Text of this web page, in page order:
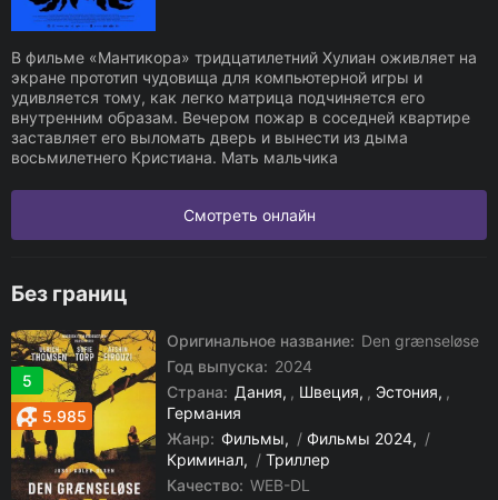
В фильме «Мантикора» тридцатилетний Хулиан оживляет на
экране прототип чудовища для компьютерной игры и
удивляется тому, как легко матрица подчиняется его
внутренним образам. Вечером пожар в соседней квартире
заставляет его выломать дверь и вынести из дыма
восьмилетнего Кристиана. Мать мальчика
Смотреть онлайн
Без границ
5
5.985
Оригинальное название: Den grænseløse
Год выпуска: 2024
Страна: Дания , Швеция , Эстония ,
Германия
Жанр: Фильмы / Фильмы 2024
/
Криминал
/ Триллер
Качество: WEB-DL